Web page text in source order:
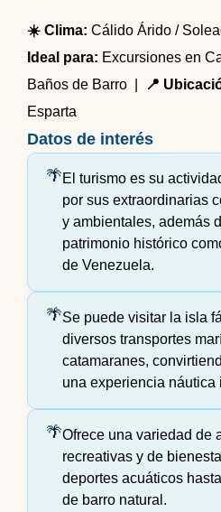
☀️ Clima: Cálido Árido /
Ideal para: Excursiones en
Baños de Barro |
📍
Esparta
Datos de interés
El turismo es su
por sus extraordinarias
y ambientales, además
patrimonio histórico
de Venezuela.
Se puede visitar la isla
diversos transportes
catamaranes,
una experiencia náutica
Ofrece una variedad de
recreativas y de
deportes acuáticos
de barro natural.